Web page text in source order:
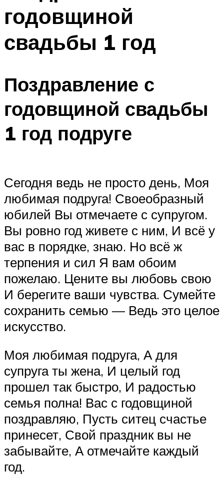
годовщиной
свадьбы 1 год
Поздравление с
годовщиной свадьбы
1 год подруге
Сегодня ведь не просто день, Моя
любимая подруга! Своеобразный
юбилей Вы отмечаете с супругом.
Вы ровно год живете с ним, И всё у
вас в порядке, знаю. Но всё ж
терпения и сил Я вам обоим
пожелаю. Цените вы любовь свою
И берегите ваши чувства. Сумейте
сохранить семью — Ведь это целое
искусство.
Моя любимая подруга, А для
супруга ты жена, И целый год
прошел так быстро, И радостью
семья полна! Вас с годовщиной
поздравляю, Пусть ситец счастье
принесет, Свой праздник вы не
забывайте, А отмечайте каждый
год.